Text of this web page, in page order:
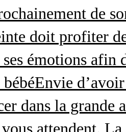
de
doit profiter
émotions
Envie
dans la grande